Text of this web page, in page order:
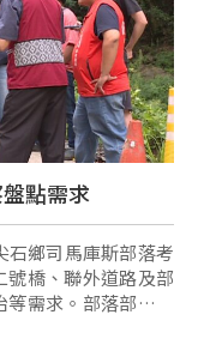
點需求
石鄉司馬庫斯部落考
橋、聯外道路及部
需求。部落部分住
中地基掏空問題，